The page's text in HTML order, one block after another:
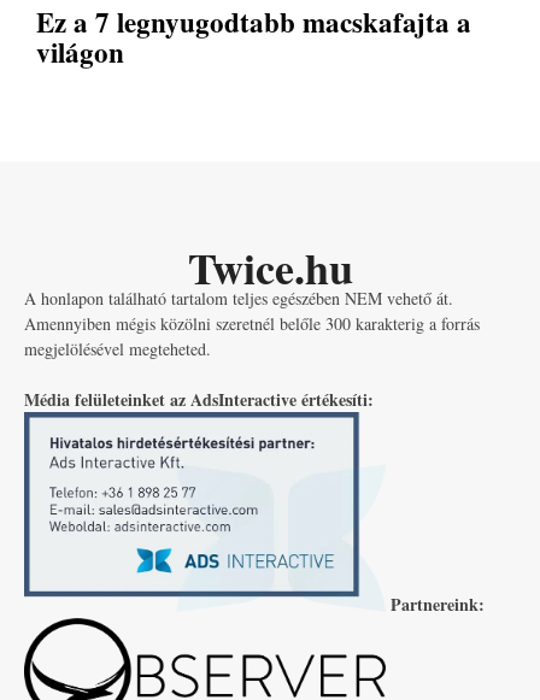
Ez a 7 legnyugodtabb macskafajta a
világon
Twice.hu
A honlapon található tartalom teljes egészében NEM vehető át.
Amennyiben mégis közölni szeretnél belőle 300 karakterig a forrás
megjelölésével megteheted.
Média felületeinket az AdsInteractive értékesíti:
Partnereink: